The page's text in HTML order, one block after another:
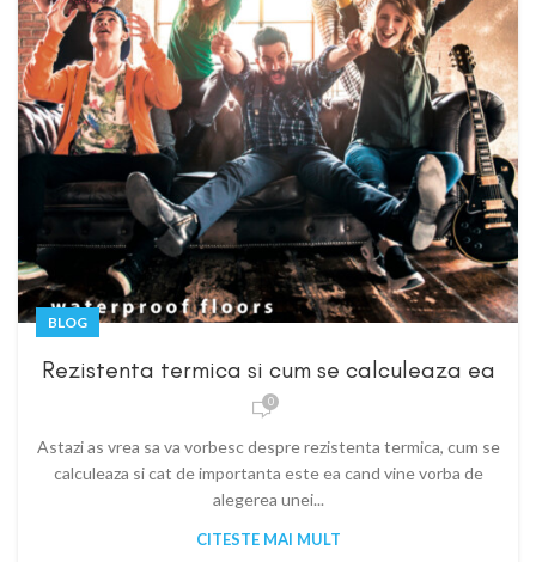
BLOG
Rezistenta termica si cum se calculeaza ea
0
Astazi as vrea sa va vorbesc despre rezistenta termica, cum se
calculeaza si cat de importanta este ea cand vine vorba de
alegerea unei...
CITESTE MAI MULT